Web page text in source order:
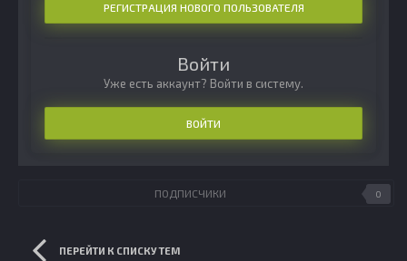
РЕГИСТРАЦИЯ НОВОГО ПОЛЬЗОВАТЕЛЯ
Войти
Уже есть аккаунт? Войти в систему.
ВОЙТИ
ПОДПИСЧИКИ 0
ПЕРЕЙТИ К СПИСКУ ТЕМ